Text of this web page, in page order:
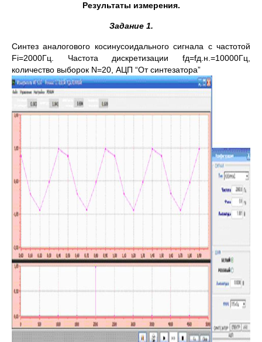
Результаты измерения.
Задание 1.
Синтез аналогового косинусоидального сигнала с частотой
Fi=2000Гц. Частота дискретизации fд=fд.н.=10000Гц,
количество выборок N=20, АЦП “От синтезатора”